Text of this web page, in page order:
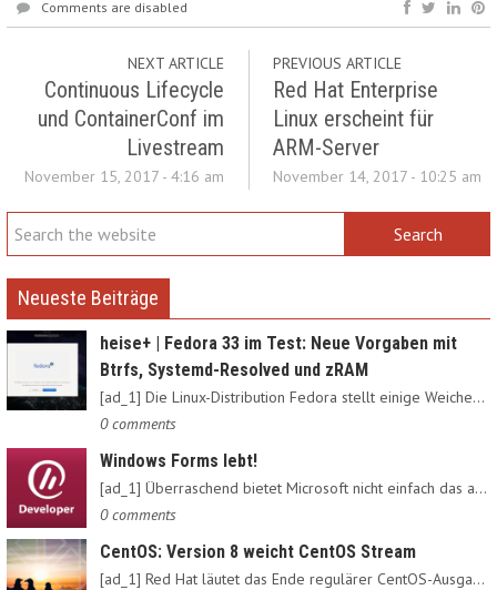
Comments are disabled
NEXT ARTICLE
Continuous Lifecycle
und ContainerConf im
Livestream
November 15, 2017 - 4:16 am
PREVIOUS ARTICLE
Red Hat Enterprise
Linux erscheint für
ARM-Server
November 14, 2017 - 10:25 am
Neueste Beiträge
heise+ | Fedora 33 im Test: Neue Vorgaben mit
Btrfs, Systemd-Resolved und zRAM
[ad_1] Die Linux-Distribution Fedora stellt einige Weichen neu:…
0 comments
Windows Forms lebt!
[ad_1] Überraschend bietet Microsoft nicht einfach das alte…
0 comments
CentOS: Version 8 weicht CentOS Stream
[ad_1] Red Hat läutet das Ende regulärer CentOS-Ausgaben ein:…